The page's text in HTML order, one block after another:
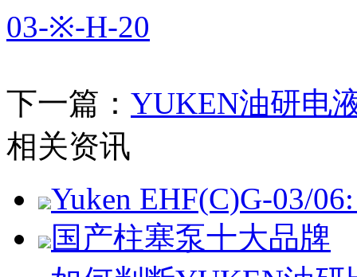
03-※-H-20
下一篇： YUKEN油研电
相关资讯
Yuken EHF(C)G-03/
国产柱塞泵十大品牌